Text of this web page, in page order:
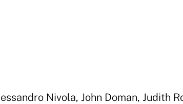
Nivola, John Doman, Judith